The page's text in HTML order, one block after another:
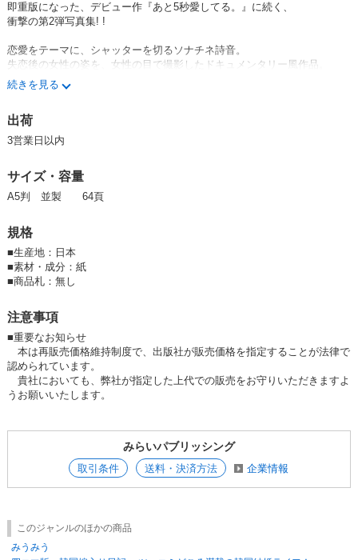
即重版になった、デビュー作『あと5秒愛してる。』に続く、
衝撃の第2弾写真集! !
恋愛をテーマに、シャッターを切るソナチネ詩音。
失恋後の女性の姿を、女性の目で撮影したドキュメンタリー風作品。
心の痛みと疼きが、赤裸々なまでに輝く。
「誰しもが、心のひだの奥の方に抱えている、
諦念と、裏腹の希望を、
【写真集へのプロローグ】
タバコがきれた。
あなたの匂いをタバコの煙で上書きしたくて
たまらない。
服を脱いだ。
飲み込んだ言葉が行き先を見失う。
たくて仕方ない。
あなたはどこへ行ってしまわれたのでしょう。
知っているけれど知らないことにした。
アパートの階段をのぼる音はあなたではない。
だけど今日もまた昨日みたいに
始まって始まって始まって終わる。
出版社からのコメント
前作『あと5秒愛してる。』の鮮やかな恋愛写真詩集から一転、
続きを見る
出荷
3営業日以内
サイズ・容量
A5判 並製 64頁
規格
■生産地：日本
■素材・成分：紙
■商品札：無し
注意事項
■重要なお知らせ
本は再販売価格維持制度で、出版社が販売価格を指定することが法律で
認められています。
貴社においても、弊社が指定した上代での販売をお守りいただきますよ
うお願いいたします。
みらいパブリッシング
取引条件 送料・決済方法 企業情報
このジャンルのほかの商品
みうみう